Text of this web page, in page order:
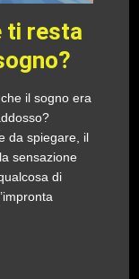
ti resta
il sogno era
da spiegare, il
sensazione
di